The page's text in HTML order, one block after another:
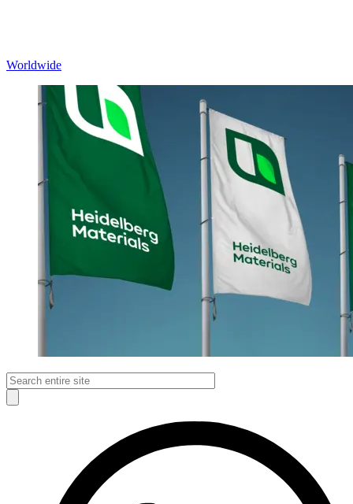
Worldwide